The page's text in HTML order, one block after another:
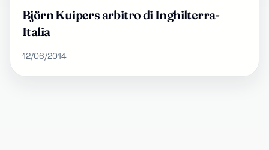
Björn Kuipers arbitro di Inghilterra-
Italia
12/06/2014